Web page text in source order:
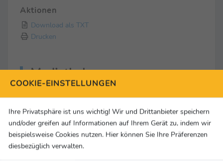
Aktionen
Download als TXT
Drucken
Mediathek
COOKIE-EINSTELLUNGEN
Ihre Privatsphäre ist uns wichtig! Wir und Drittanbieter speichern
und/oder greifen auf Informationen auf Ihrem Gerät zu, indem wir
beispielsweise Cookies nutzen. Hier können Sie Ihre Präferenzen
diesbezüglich verwalten.